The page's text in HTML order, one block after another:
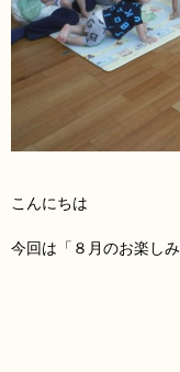
こんにちは
今回は「８月のお楽し